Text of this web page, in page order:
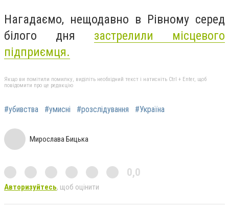
Нагадаємо, нещодавно в Рівному серед
білого дня застрелили місцевого
підприємця.
Якщо ви помітили помилку, виділіть необхідний текст і натисніть Ctrl + Enter, щоб
повідомити про це редакцію
#убивства #умисні #розслідування #Україна
Мирослава Бицька
0,0
Авторизуйтесь, щоб оцінити